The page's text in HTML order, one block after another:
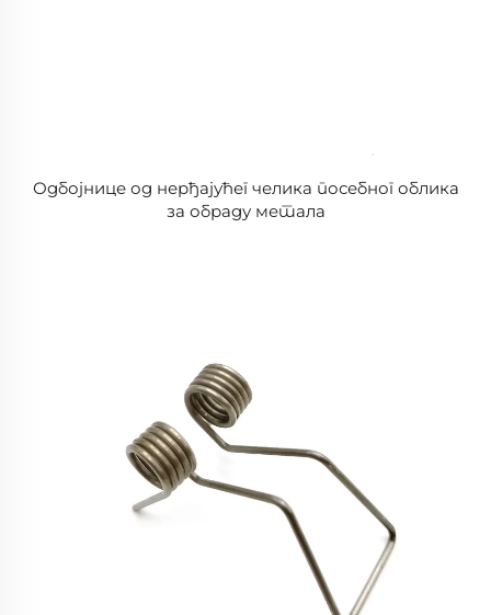
Одбојнице од нерђајућег челика посебног облика
за обраду метала